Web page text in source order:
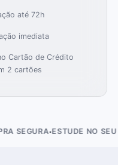
até 72h
imediata
Cartão de Crédito
2 cartões
·ESTUDE NO SEU